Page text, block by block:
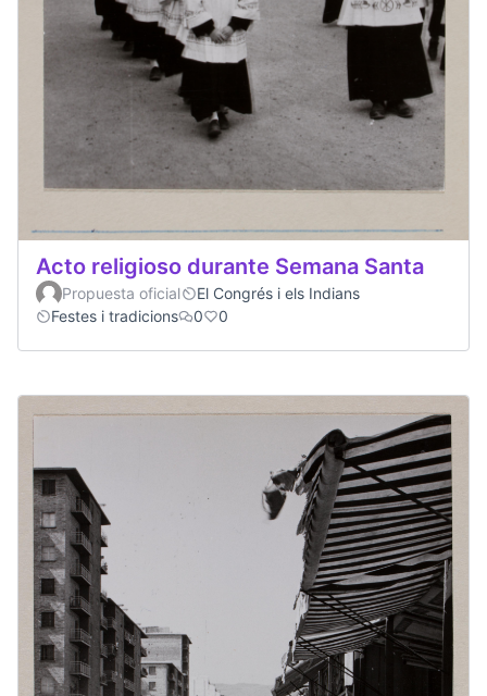
Acto religioso durante Semana Santa
Propuesta oficial
El Congrés i els Indians
Festes i tradicions
0 0